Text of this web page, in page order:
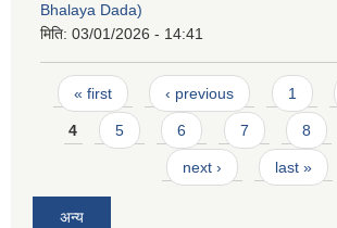
Bhalaya Dada)
मिति: 03/01/2026 - 14:41
Pages
« first ‹ previous 1
4 5 6 7 8
next › last »
अन्य